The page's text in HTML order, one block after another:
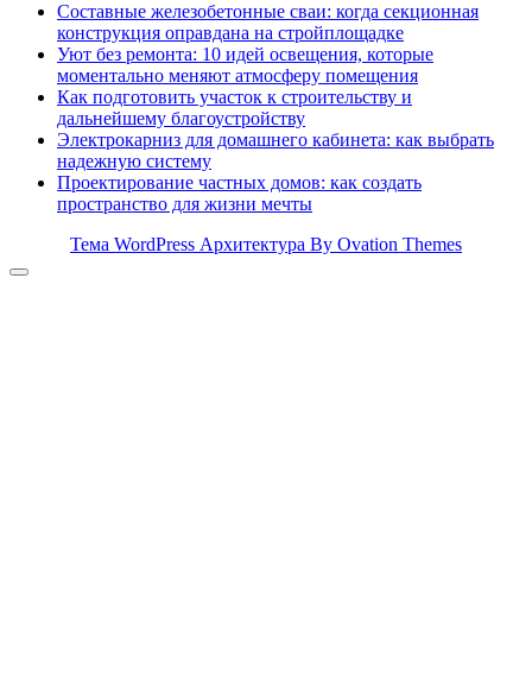
Составные железобетонные сваи: когда секционная
конструкция оправдана на стройплощадке
Уют без ремонта: 10 идей освещения, которые
моментально меняют атмосферу помещения
Как подготовить участок к строительству и
дальнейшему благоустройству
Электрокарниз для домашнего кабинета: как выбрать
надежную систему
Проектирование частных домов: как создать
пространство для жизни мечты
Тема WordPress Архитектура By Ovation Themes